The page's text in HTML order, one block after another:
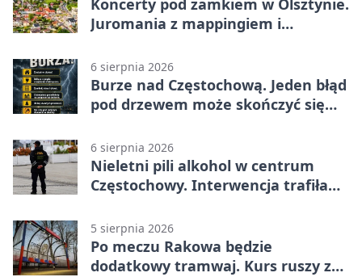
Koncerty pod zamkiem w Olsztynie.
Juromania z mappingiem i
6 sierpnia 2026
Burze nad Częstochową. Jeden błąd
pod drzewem może skończyć się
6 sierpnia 2026
Nieletni pili alkohol w centrum
Częstochowy. Interwencja trafiła
5 sierpnia 2026
Po meczu Rakowa będzie
dodatkowy tramwaj. Kurs ruszy ze